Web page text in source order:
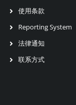
使用条款
Reporting System
法律通知
联系方式